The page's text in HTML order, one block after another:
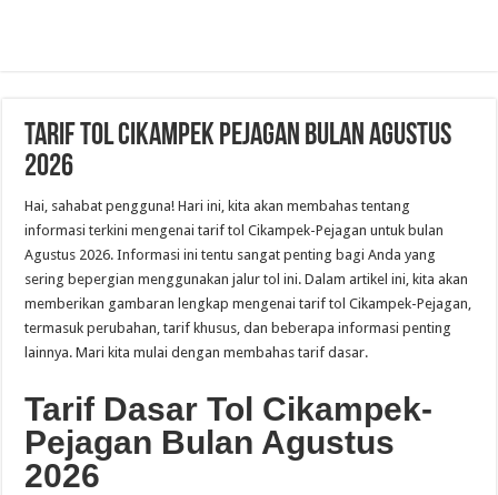
Tarif Tol Cikampek Pejagan Bulan Agustus
2026
Hai, sahabat pengguna! Hari ini, kita akan membahas tentang
informasi terkini mengenai tarif tol Cikampek-Pejagan untuk bulan
Agustus 2026. Informasi ini tentu sangat penting bagi Anda yang
sering bepergian menggunakan jalur tol ini. Dalam artikel ini, kita akan
memberikan gambaran lengkap mengenai tarif tol Cikampek-Pejagan,
termasuk perubahan, tarif khusus, dan beberapa informasi penting
lainnya. Mari kita mulai dengan membahas tarif dasar.
Tarif Dasar Tol Cikampek-
Pejagan Bulan Agustus
2026